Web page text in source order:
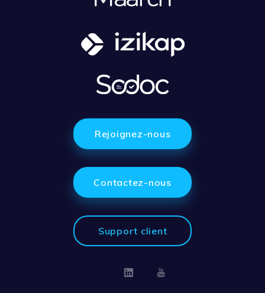
Rejoignez-nous
Contactez-nous
Support client
LinkedinYoutube